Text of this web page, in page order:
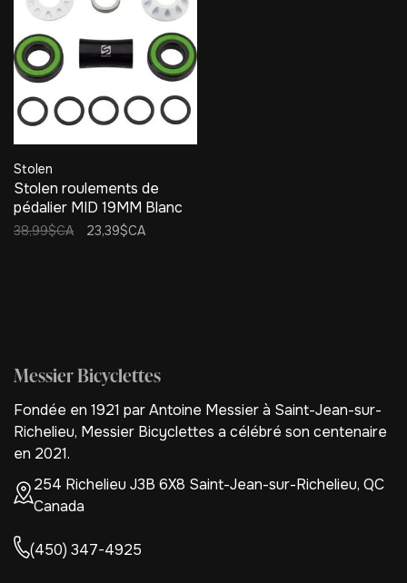
Stolen
Stolen roulements de
pédalier MID 19MM Blanc
38,99$CA 23,39$CA
Messier Bicyclettes
Fondée en 1921 par Antoine Messier à Saint-Jean-sur-
Richelieu, Messier Bicyclettes a célébré son centenaire
en 2021.
254 Richelieu J3B 6X8 Saint-Jean-sur-Richelieu, QC
Canada
(450) 347-4925